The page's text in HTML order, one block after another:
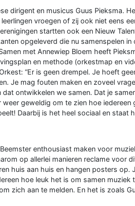
dirigent en musicus Guus Pieksma.
vroegen of zij ook niet eens
startten ook een Nieuw
opgeleverd die nu samenspelen
met Annewiep Bloem heeft
en methode (orkestmap en
“Er is geen drempel. Je hoeft
Je mag fouten maken en zoveel
ontwikkelen we samen. Dat je
geweldig om te zien hoe iedereen
Daarbij is het heel sociaal en staat
enthousiast maken voor
op allerlei manieren reclame voor
huis aan huis en hangen posters op.
hoe leuk het is om samen muziek
zich aan te melden. En het is zoals